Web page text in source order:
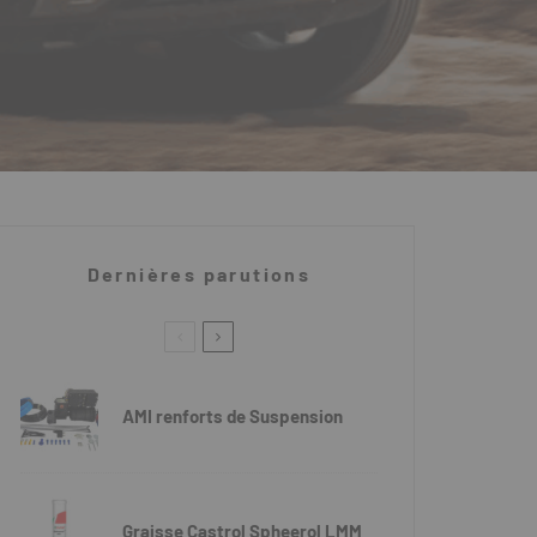
Dernières parutions
AMI renforts de Suspension
Graisse Castrol Spheerol LMM